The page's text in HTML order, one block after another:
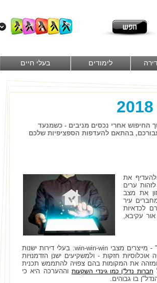
לימודים בעלי חיים
הפך בעשור האחרון לאפיק השקעה אטרקטיבי. גם ב-2018 נמשך החיפוש אחרי נכסים מניבים - כשמנעד
בהתאם להעדפות הספציפיות שלכם
מהמרכז ולהעדיף את
ערים
את מצב
עיר
לכדאיות
עקיבא,
הפרויקטים שנכנסים תחת הכותרת "התחדשות עירונית" - אם תרצו, "תמ"א 38" - מייצרים מצבי win-win-win: בעלי דירות ישנות
חזקות - ולמשקיעים ישנן הזדמנויות
ומזהה את המקומות בהם צפויה להתממש תכנית
חברות נדל"ן כמו גינדי השקעות וההערכה היא כי
בו גבוהים.